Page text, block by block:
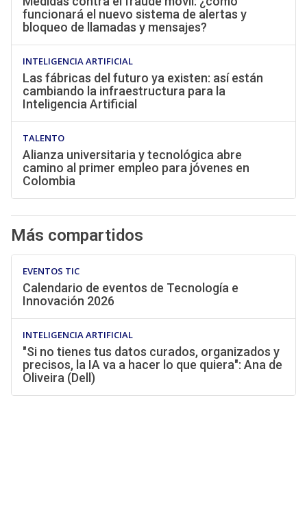
funcionará el nuevo sistema de alertas y
bloqueo de llamadas y mensajes?
INTELIGENCIA ARTIFICIAL
Las fábricas del futuro ya existen: así están
cambiando la infraestructura para la
Inteligencia Artificial
TALENTO
Alianza universitaria y tecnológica abre
camino al primer empleo para jóvenes en
Colombia
Más compartidos
EVENTOS TIC
Calendario de eventos de Tecnología e
Innovación 2026
INTELIGENCIA ARTIFICIAL
"Si no tienes tus datos curados, organizados y
precisos, la IA va a hacer lo que quiera": Ana de
Oliveira (Dell)